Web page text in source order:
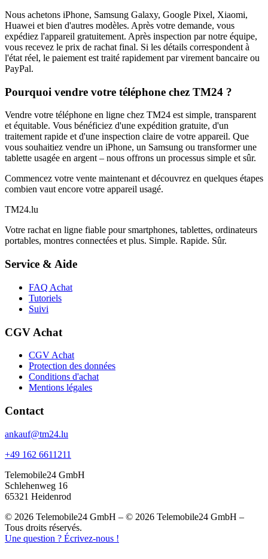
Nous achetons iPhone, Samsung Galaxy, Google Pixel, Xiaomi,
Huawei et bien d'autres modèles. Après votre demande, vous
expédiez l'appareil gratuitement. Après inspection par notre équipe,
vous recevez le prix de rachat final. Si les détails correspondent à
l'état réel, le paiement est traité rapidement par virement bancaire ou
PayPal.
Pourquoi vendre votre téléphone chez TM24 ?
Vendre votre téléphone en ligne chez TM24 est simple, transparent
et équitable. Vous bénéficiez d'une expédition gratuite, d'un
traitement rapide et d'une inspection claire de votre appareil. Que
vous souhaitiez vendre un iPhone, un Samsung ou transformer une
tablette usagée en argent – nous offrons un processus simple et sûr.
Commencez votre vente maintenant et découvrez en quelques étapes
combien vaut encore votre appareil usagé.
TM24.lu
Votre rachat en ligne fiable pour smartphones, tablettes, ordinateurs
portables, montres connectées et plus. Simple. Rapide. Sûr.
Service & Aide
FAQ Achat
Tutoriels
Suivi
CGV Achat
CGV Achat
Protection des données
Conditions d'achat
Mentions légales
Contact
ankauf@tm24.lu
+49 162 6611211
Telemobile24 GmbH
Schlehenweg 16
65321 Heidenrod
© 2026 Telemobile24 GmbH – © 2026 Telemobile24 GmbH –
Tous droits réservés.
Une question ? Écrivez-nous !